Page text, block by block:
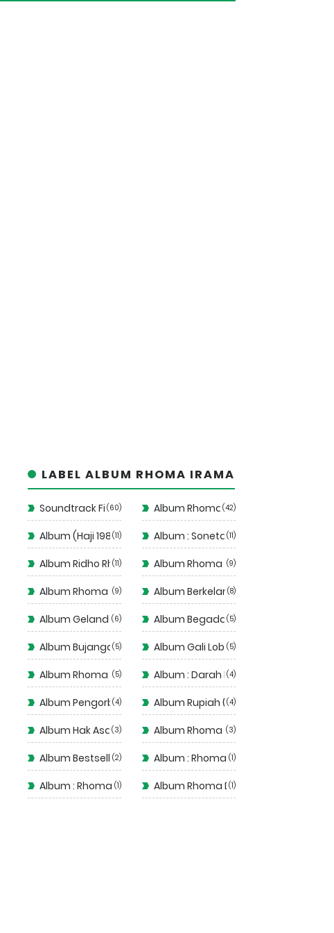
LABEL ALBUM RHOMA IRAMA
Soundtrack Film
60 Album Rhoma Irama
42
Album (Haji 1988)
11 Album : Soneta Vol 12
11
Album Ridho Rhoma
11 Album Rhoma Santai
9
Album Rhoma Stop!
9 Album Berkelana II
8
Album Gelandangan 1972
6 Album Begadang II
5
Album Bujangan (1993)
5 Album Gali Lobang Tutup Lobang
5
Album Rhoma ( Judi )
5 Album : Darah Muda
4
Album Pengorbanan
4 Album Rupiah ( 1975 )
4
Album Hak Asasi (1977)
3 Album Rhoma Haram
3
Album Bestseller Dangdut
2 Album : Rhoma Irama Rela
1
Album : Rhoma Modern
1 Album Rhoma Dangdut
1